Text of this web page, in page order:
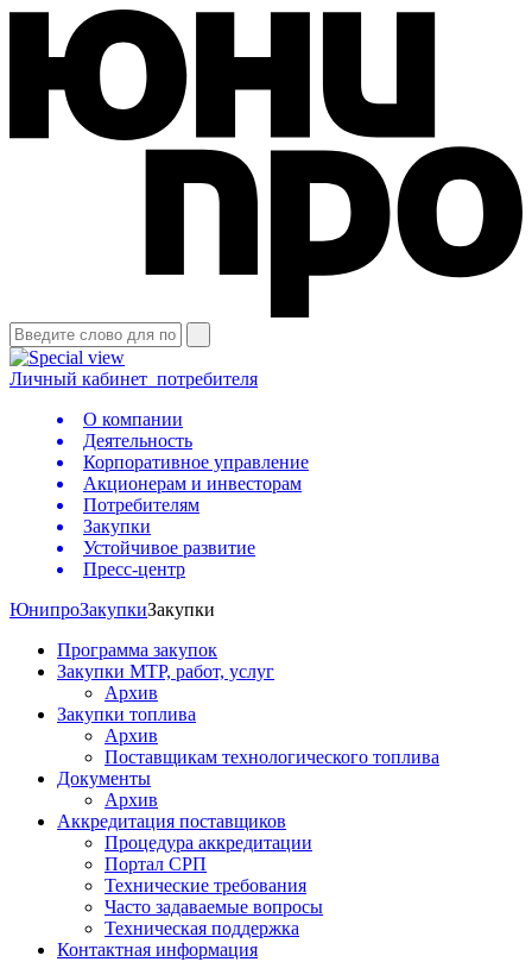
Личный кабинет потребителя
О компании
Деятельность
Корпоративное управление
Акционерам и инвесторам
Потребителям
Закупки
Устойчивое развитие
Пресс-центр
ЮнипроЗакупкиЗакупки
Программа закупок
Закупки МТР, работ, услуг
Архив
Закупки топлива
Архив
Поставщикам технологического топлива
Документы
Архив
Аккредитация поставщиков
Процедура аккредитации
Портал СРП
Технические требования
Часто задаваемые вопросы
Техническая поддержка
Контактная информация